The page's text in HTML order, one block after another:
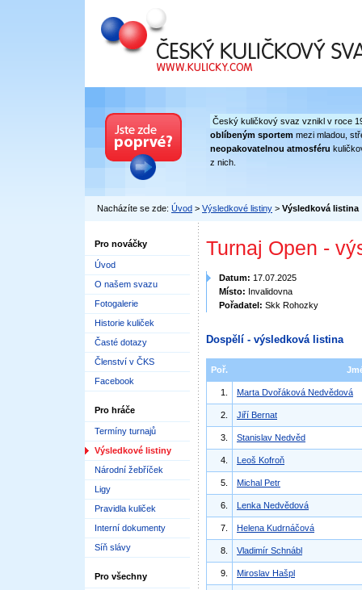
Český kuličkový svaz
Český kuličkový svaz vznikl v roce
oblíbeným sportem mezi mladou,
neopakovatelnou atmosféru
z nich.
Nacházíte se zde: Úvod > Výsledkové listiny > Výsledková listina
Pro nováčky
Úvod
O našem svazu
Fotogalerie
Historie kuliček
Časté dotazy
Členství v ČKS
Facebook
Pro hráče
Termíny turnajů
Výsledkové listiny
Národní žebříček
Ligy
Pravidla kuliček
Interní dokumenty
Síň slávy
Pro všechny
Turnaj Open -
Datum: 17.07.2025
Místo: Invalidovna
Pořadatel: Skk Rohozky
Dospělí - výsledková listina
Poř.
1. Marta Dvořáková Nedvědová
2. Jiří Bernat
3. Stanislav Nedvěd
4. Leoš Kofroň
5. Michal Petr
6. Lenka Nedvědová
7. Helena Kudrnáčová
8. Vladimír Schnábl
9. Miroslav Hašpl